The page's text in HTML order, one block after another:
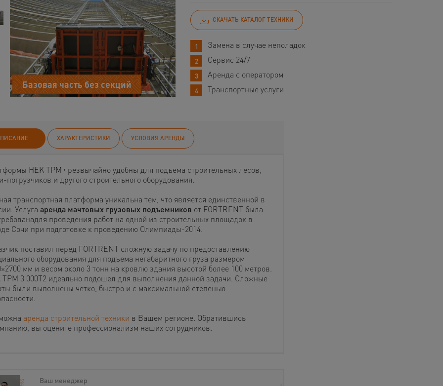
Базовая часть без секций
СКАЧАТЬ КАТАЛОГ ТЕХНИКИ
Замена в случае неполадок
Сервис 24/7
Аренда с оператором
Транспортные услуги
ХАРАКТЕРИСТИКИ УСЛОВИЯ АРЕНДЫ
HEK TPM чрезвычайно удобны для подъема строительных лесов,
погрузчиков и другого строительного оборудования.
транспортная платформа уникальна тем, что является единственной в
Услуга аренда мачтовых грузовых подъемников от FORTRENT была
проведения работ на одной из строительных площадок в
Сочи при подготовке к проведению Олимпиады-2014.
поставил перед FORTRENT сложную задачу по предоставлению
оборудования для подъема негабаритного груза размером
мм и весом около 3 тонн на кровлю здания высотой более 100 метров.
TРM 3 000T2 идеально подошел для выполнения данной задачи. Сложные
были выполнены четко, быстро и с максимальной степенью
аренда строительной техники в Вашем регионе. Обратившись
вы оцените профессионализм наших сотрудников.
Ваш менеджер